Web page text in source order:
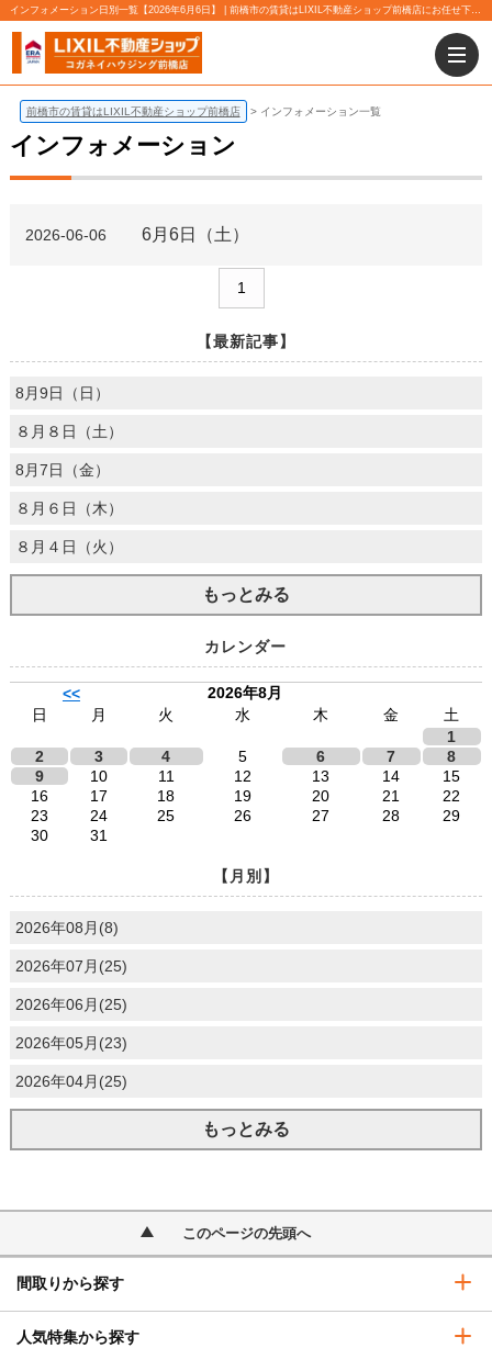
インフォメーション日別一覧【2026年6月6日】 | 前橋市の賃貸はLIXIL不動産ショップ前橋店にお任せ下さい！
前橋市の賃貸はLIXIL不動産ショップ前橋店 インフォメーション一覧
インフォメーション
2026-06-06 6月6日（土）
1
【最新記事】
8月9日（日）
８月８日（土）
8月7日（金）
８月６日（木）
８月４日（火）
もっとみる
カレンダー
<<
2026年8月
日
月 火 水 木 金
土
1
2
3 4 5 6 7
8
9
10 11 12 13 14
15
16
17 18 19 20 21
22
23
24 25 26 27 28
29
30
31
【月別】
2026年08月(8)
2026年07月(25)
2026年06月(25)
2026年05月(23)
2026年04月(25)
もっとみる
このページの先頭へ
間取りから探す
人気特集から探す